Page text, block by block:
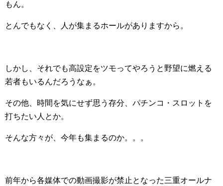
もん。
とんでもなく、人が集まるホールがありますから。
しかし、それでも高設定をツモってやろうと野望に燃える
若者もいるんだろうなぁ。
その他、時間を気にせず思う存分、パチンコ・スロットを
打ちたい人とか。
そんな方々が、今年も集まるのか。。。
前年から各媒体での動画撮影が禁止となった三重オールナ